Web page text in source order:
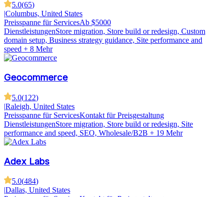
5.0(65)
Columbus, United States
Preisspanne für ServicesAb $5000
DienstleistungenStore migration, Store build or redesign, Custom
domain setup, Business strategy guidance, Site performance and
speed + 8 Mehr
Geocommerce
5.0(122)
|Raleigh, United States
Preisspanne für ServicesKontakt für Preisgestaltung
DienstleistungenStore migration, Store build or redesign, Site
performance and speed, SEO, Wholesale/B2B + 19 Mehr
Adex Labs
5.0(484)
|Dallas, United States